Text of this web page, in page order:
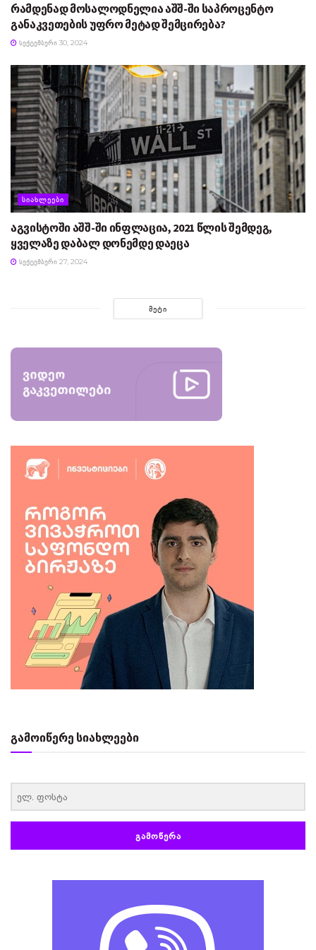
რამდენად მოსალოდნელია აშშ-ში საპროცენტო
განაკვეთების უფრო მეტად შემცირება?
ᲡᲔᲥᲢᲔᲛᲑᲔᲠᲘ 30, 2024
ᲡᲘᲐᲮᲚᲔᲔᲑᲘ
აგვისტოში აშშ-ში ინფლაცია, 2021 წლის შემდეგ,
ყველაზე დაბალ დონემდე დაეცა
ᲡᲔᲥᲢᲔᲛᲑᲔᲠᲘ 27, 2024
ᲛᲔᲢᲘ
გამოიწერე სიახლეები
ᲒᲐᲛᲝᲬᲔᲠᲐ